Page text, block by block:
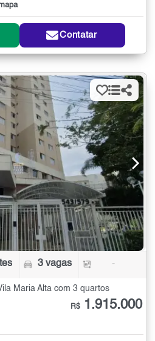
Contatar
3 vagas -
Maria Alta com 3 quartos
R$ 1.915.000